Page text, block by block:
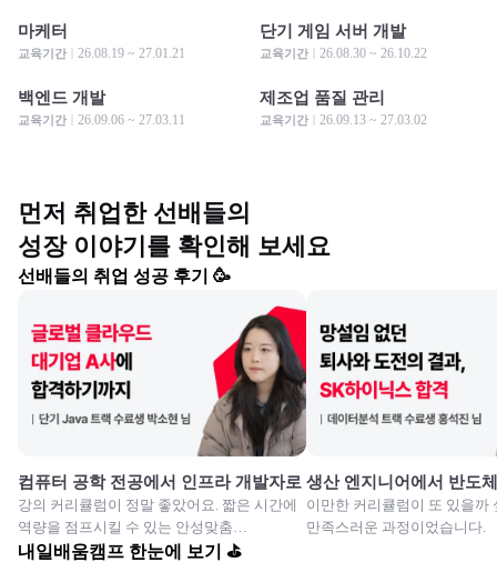
모집 중
모집 중
마케터
교육기간 26.08.19 ~ 27.01.21
모집 중
모집 중
단기 게임 서버 개발
교육기간 26.08.30 ~ 26.10.22
모집 중
모집 중
백엔드 개발
교육기간 26.09.06 ~ 27.03.11
모집 중
모집 중
제조업 품질 관리
교육기간 26.09.13 ~ 27.03.02
먼저 취업한 선배들의
성장 이야기를 확인해 보세요
선배들의 취업 성공 후기 🥳
컴퓨터 공학 전공에서 인프라 개발자로
강의 커리큘럼이 정말 좋았어요. 짧은 시간에
역량을 점프시킬 수 있는 안성맞춤
교육이였습니다.
생산 엔지니어에서 반도
이만한 커리큘럼이 또 있을까
만족스러운 과정이었습니다.
내일배움캠프 한눈에 보기 ⛳